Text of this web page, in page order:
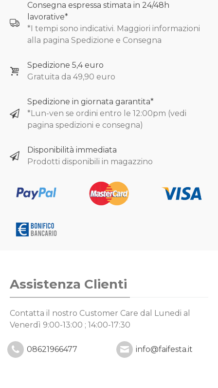
Consegna espressa stimata in 24/48h
lavorative*
*I tempi sono indicativi. Maggiori informazioni
alla pagina Spedizione e Consegna
Spedizione 5,4 euro
Gratuita da 49,90 euro
Spedizione in giornata garantita*
*Lun-ven se ordini entro le 12:00pm (vedi
pagina spedizioni e consegna)
Disponibilità immediata
Prodotti disponibili in magazzino
Assistenza Clienti
Contatta il nostro Customer Care dal Lunedi al
Venerdì 9:00-13:00 ; 14:00-17:30
08621966477 info@faifesta.it